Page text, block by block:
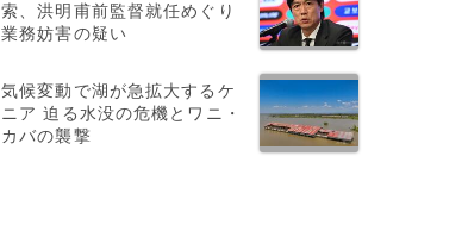
索、洪明甫前監督就任めぐり
業務妨害の疑い
気候変動で湖が急拡大するケ
ニア 迫る水没の危機とワニ・
カバの襲撃